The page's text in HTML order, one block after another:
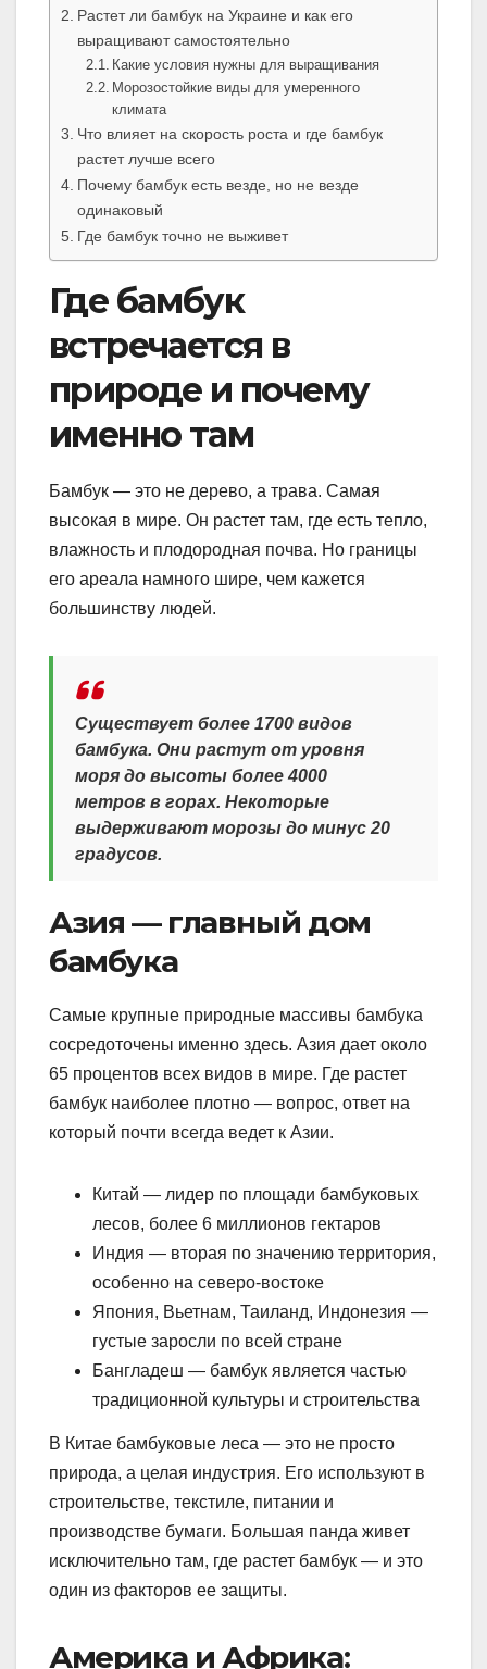
Растет ли бамбук на Украине и как его
выращивают самостоятельно
Какие условия нужны для выращивания
Морозостойкие виды для умеренного
климата
Что влияет на скорость роста и где бамбук
растет лучше всего
Почему бамбук есть везде, но не везде
одинаковый
Где бамбук точно не выживет
Где бамбук
встречается в
природе и почему
именно там
Бамбук — это не дерево, а трава. Самая
высокая в мире. Он растет там, где есть тепло,
влажность и плодородная почва. Но границы
его ареала намного шире, чем кажется
большинству людей.
Существует более 1700 видов
бамбука. Они растут от уровня
моря до высоты более 4000
метров в горах. Некоторые
выдерживают морозы до минус 20
градусов.
Азия — главный дом
бамбука
Самые крупные природные массивы бамбука
сосредоточены именно здесь. Азия дает около
65 процентов всех видов в мире. Где растет
бамбук наиболее плотно — вопрос, ответ на
который почти всегда ведет к Азии.
Китай — лидер по площади бамбуковых
лесов, более 6 миллионов гектаров
Индия — вторая по значению территория,
особенно на северо-востоке
Япония, Вьетнам, Таиланд, Индонезия —
густые заросли по всей стране
Бангладеш — бамбук является частью
традиционной культуры и строительства
В Китае бамбуковые леса — это не просто
природа, а целая индустрия. Его используют в
строительстве, текстиле, питании и
производстве бумаги. Большая панда живет
исключительно там, где растет бамбук — и это
один из факторов ее защиты.
Америка и Африка: